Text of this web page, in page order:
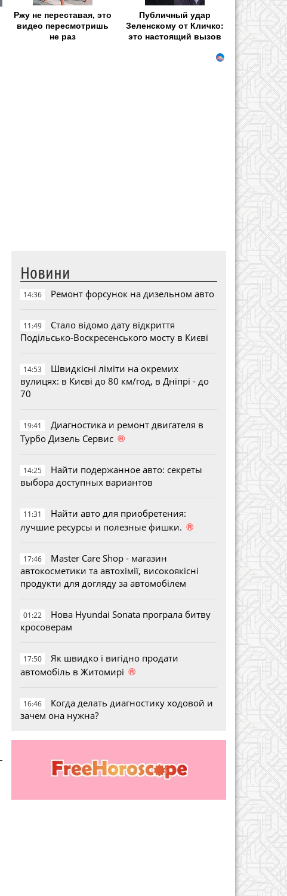
Ржу не переставая, это
видео пересмотришь
не раз
Публичный удар
Зеленскому от Кличко:
это настоящий вызов
Новини
14:36 Ремонт форсунок на дизельном авто
11:49
Стало відомо дату відкриття
Подільсько-Воскресенського мосту в Києві
14:53
Швидкісні ліміти на окремих
вулицях: в Києві до 80 км/год, в Дніпрі - до
70
19:41
Диагностика и ремонт двигателя в
Турбо Дизель Сервис ®
14:25
Найти подержанное авто: секреты
выбора доступных вариантов
11:31
Найти авто для приобретения:
лучшие ресурсы и полезные фишки. ®
17:46
Master Care Shop - магазин
автокосметики та автохімії, високоякісні
продукти для догляду за автомобілем
01:22
Нова Hyundai Sonata програла битву
кросоверам
17:50
Як швидко і вигідно продати
автомобіль в Житомирі ®
16:46
Когда делать диагностику ходовой и
зачем она нужна?